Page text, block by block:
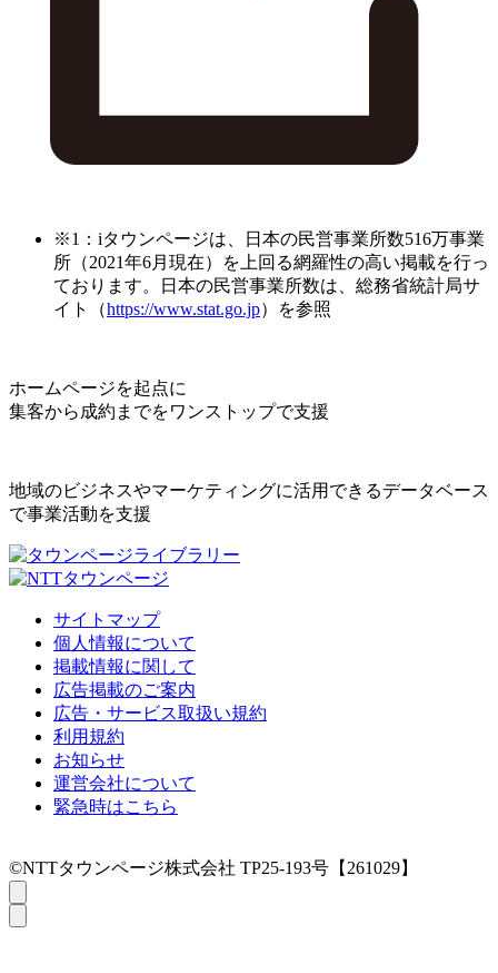
※1：iタウンページは、日本の民営事業所数516万事業
所（2021年6月現在）を上回る網羅性の高い掲載を行っ
ております。日本の民営事業所数は、総務省統計局サ
イト（https://www.stat.go.jp）を参照
ホームページを起点に
集客から成約までをワンストップで支援
地域のビジネスやマーケティングに活用できるデータベース
で事業活動を支援
サイトマップ
個人情報について
掲載情報に関して
広告掲載のご案内
広告・サービス取扱い規約
利用規約
お知らせ
運営会社について
緊急時はこちら
©NTTタウンページ株式会社 TP25-193号【261029】